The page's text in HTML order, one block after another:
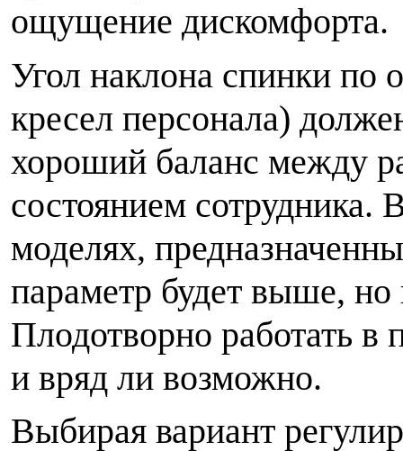
ощущение дискомфорта.
Угол наклона спинки
кресел персонала)
хороший баланс между
состоянием сотрудника.
моделях,
параметр будет выше, но
Плодотворно работать
и вряд ли возможно.
Выбирая вариант